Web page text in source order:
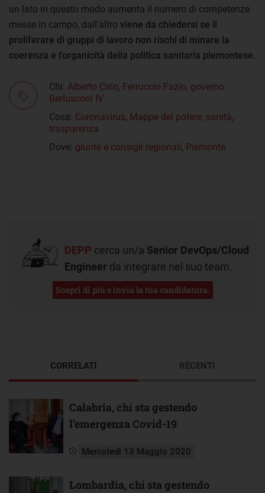
un lato in questo modo aumenta il numero di competenze
messe in campo, dall'altro viene da chiedersi se il
proliferare di gruppi di lavoro non rischi di minare la
coerenza e l'organicità della politica sanitaria piemontese.
Chi: Alberto Cirio, Ferruccio Fazio, governo
Berlusconi IV
Cosa: Coronavirus, Mappe del potere, sanità,
trasparenza
Dove: giunte e consigli regionali, Piemonte
DEPP cerca un/a Senior DevOps/Cloud
Engineer da integrare nel suo team.
Scopri di più e invia la tua candidatura.
CORRELATI
Calabria, chi sta gestendo
l’emergenza Covid-19
Mercoledì 13 Maggio 2020
Lombardia, chi sta gestendo
RECENTI